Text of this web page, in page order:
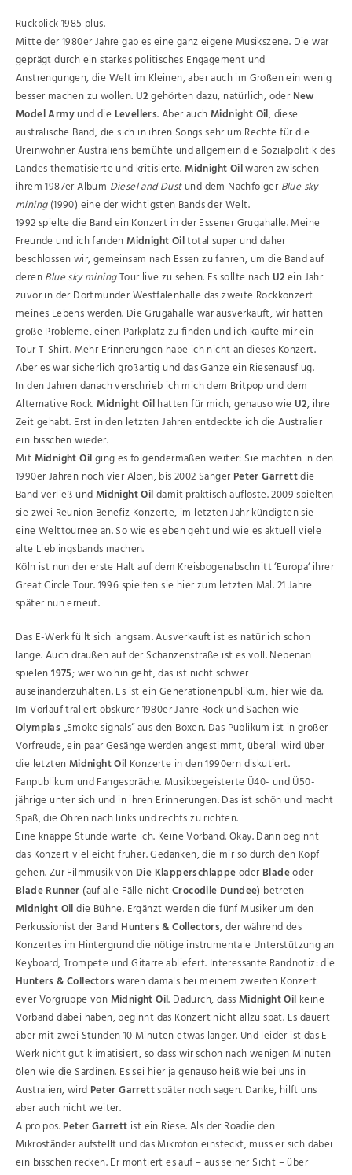
Rückblick 1985 plus.
Mitte der 1980er Jahre gab es eine ganz eigene Musikszene. Die war
geprägt durch ein starkes politisches Engagement und
Anstrengungen, die Welt im Kleinen, aber auch im Großen ein wenig
besser machen zu wollen.U2gehörten dazu, natürlich, oder New
Model Armyund die Levellers. Aber auchMidnight Oil, diese
australische Band, die sich in ihren Songs sehr um Rechte für die
Ureinwohner Australiens bemühte und allgemein die Sozialpolitik des
Landes thematisierte und kritisierte.Midnight Oilwaren zwischen
ihrem 1987er Album Diesel and Dustund dem Nachfolger Blue sky
mining(1990) eine der wichtigsten Bands der Welt.
1992 spielte die Band ein Konzert in der Essener Grugahalle. Meine
Freunde und ich fandenMidnight Oiltotal super und daher
beschlossen wir, gemeinsam nach Essen zu fahren, um die Band auf
derenBlue sky miningTour live zu sehen. Es sollte nachU2ein Jahr
zuvor in der Dortmunder Westfalenhalle das zweite Rockkonzert
meines Lebens werden. Die Grugahalle war ausverkauft, wir hatten
große Probleme, einen Parkplatz zu finden und ich kaufte mir ein
Tour T-Shirt. Mehr Erinnerungen habe ich nicht an dieses Konzert.
Aber es war sicherlich großartig und das Ganze ein Riesenausflug.
In den Jahren danach verschrieb ich mich dem Britpop und dem
Alternative Rock.Midnight Oilhatten für mich, genauso wieU2, ihre
Zeit gehabt. Erst in den letzten Jahren entdeckte ich die Australier
ein bisschen wieder.
MitMidnight Oilging es folgendermaßen weiter: Sie machten in den
1990er Jahren noch vier Alben, bis 2002 Sänger Peter Garrettdie
Band verließ undMidnight Oildamit praktisch auflöste. 2009 spielten
sie zwei Reunion Benefiz Konzerte, im letzten Jahr kündigten sie
eine Welttournee an. So wie es eben geht und wie es aktuell viele
alte Lieblingsbands machen.
Köln ist nun der erste Halt auf dem Kreisbogenabschnitt ‘Europa‘ ihrer
Great Circle Tour. 1996 spielten sie hier zum letzten Mal. 21 Jahre
später nun erneut.
Das E-Werk füllt sich langsam. Ausverkauft ist es natürlich schon
lange. Auch draußen auf der Schanzenstraße ist es voll. Nebenan
spielen1975; wer wo hin geht, das ist nicht schwer
auseinanderzuhalten. Es ist ein Generationenpublikum, hier wie da.
Im Vorlauf trällert obskurer 1980er Jahre Rock und Sachen wie
Olympias „Smoke signals“ aus den Boxen. Das Publikum ist in großer
Vorfreude, ein paar Gesänge werden angestimmt, überall wird über
die letztenMidnight Oil Konzerte in den 1990ern diskutiert.
Fanpublikum und Fangespräche. Musikbegeisterte Ü40- und Ü50-
jährige unter sich und in ihren Erinnerungen. Das ist schön und macht
Spaß, die Ohren nach links und rechts zu richten.
Eine knappe Stunde warte ich. Keine Vorband. Okay. Dann beginnt
das Konzert vielleicht früher. Gedanken, die mir so durch den Kopf
gehen. Zur Filmmusik von Die Klapperschlappeoder Bladeoder
Blade Runner (auf alle Fälle nichtCrocodile Dundee) betreten
Midnight Oildie Bühne. Ergänzt werden die fünf Musiker um den
Perkussionist der Band Hunters & Collectors, der während des
Konzertes im Hintergrund die nötige instrumentale Unterstützung an
Keyboard, Trompete und Gitarre abliefert. Interessante Randnotiz: die
Hunters & Collectorswaren damals bei meinem zweiten Konzert
ever Vorgruppe vonMidnight Oil. Dadurch, dassMidnight Oil keine
Vorband dabei haben, beginnt das Konzert nicht allzu spät. Es dauert
aber mit zwei Stunden 10 Minuten etwas länger. Und leider ist das E-
Werk nicht gut klimatisiert, so dass wir schon nach wenigen Minuten
ölen wie die Sardinen. Es sei hier ja genauso heiß wie bei uns in
Australien, wird Peter Garrettspäter noch sagen. Danke, hilft uns
aber auch nicht weiter.
A pro pos.Peter Garrett ist ein Riese. Als der Roadie den
Mikroständer aufstellt und das Mikrofon einsteckt, muss er sich dabei
ein bisschen recken. Er montiert es auf – aus seiner Sicht – über